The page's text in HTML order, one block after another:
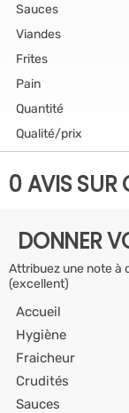
Sauces
Viandes
Frites
Pain
Quantité
Qualité/prix
0 AVIS SUR
DONNER
Attribuez une note à
(excellent)
Accueil
Hygiène
Fraicheur
Crudités
Sauces